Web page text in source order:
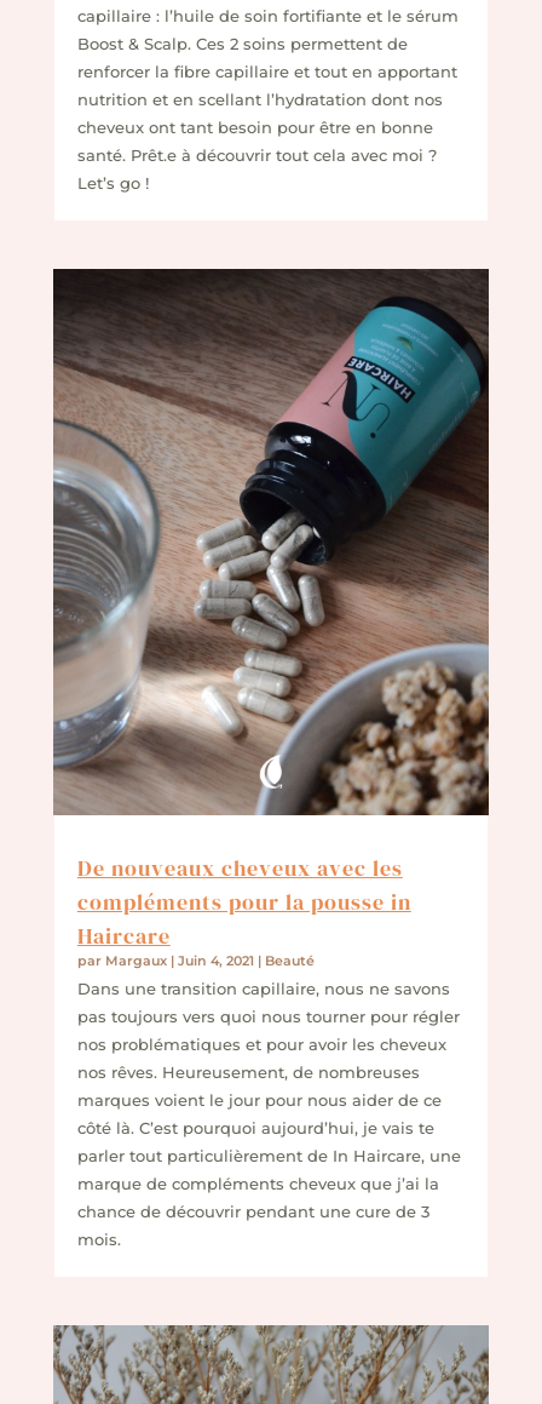
capillaire : l’huile de soin fortifiante et le sérum
Boost & Scalp. Ces 2 soins permettent de
renforcer la fibre capillaire et tout en apportant
nutrition et en scellant l’hydratation dont nos
cheveux ont tant besoin pour être en bonne
santé. Prêt.e à découvrir tout cela avec moi ?
Let’s go !
De nouveaux cheveux avec les
compléments pour la pousse in
Haircare
par Margaux| Juin 4, 2021 | Beauté
Dans une transition capillaire, nous ne savons
pas toujours vers quoi nous tourner pour régler
nos problématiques et pour avoir les cheveux
nos rêves. Heureusement, de nombreuses
marques voient le jour pour nous aider de ce
côté là. C’est pourquoi aujourd’hui, je vais te
parler tout particulièrement de In Haircare, une
marque de compléments cheveux que j’ai la
chance de découvrir pendant une cure de 3
mois.